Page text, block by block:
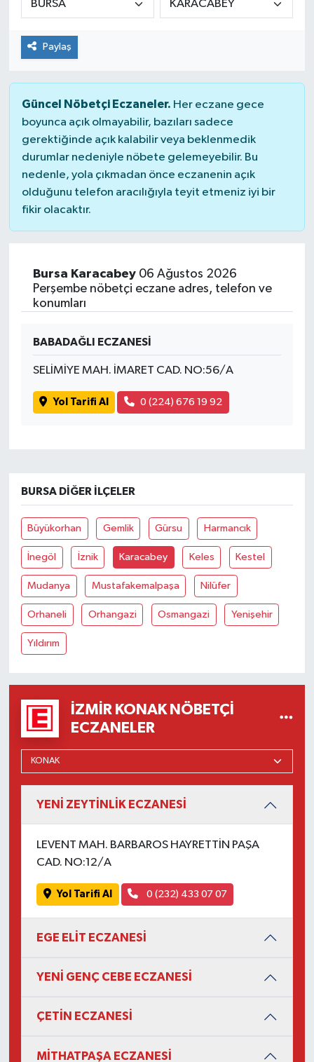
Paylaş
Güncel Nöbetçi Eczaneler. Her eczane gece
boyunca açık olmayabilir, bazıları sadece
gerektiğinde açık kalabilir veya beklenmedik
durumlar nedeniyle nöbete gelemeyebilir. Bu
nedenle, yola çıkmadan önce eczanenin açık
olduğunu telefon aracılığıyla teyit etmeniz iyi bir
fikir olacaktır.
Bursa Karacabey06 Ağustos 2026
Perşembe nöbetçi eczane adres, telefon ve
konumları
BABADAĞLI ECZANESİ
SELİMİYE MAH. İMARET CAD. NO:56/A
Yol Tarifi Al 0 (224) 676 19 92
BURSA DIĞER İLÇELER
Büyükorhan Gemlik Gürsu Harmancık
İnegöl İznik Karacabey Keles Kestel
Mudanya Mustafakemalpaşa Nilüfer
Orhaneli Orhangazi Osmangazi Yenişehir
Yıldırım
İZMIR KONAK NÖBETÇI
ECZANELER
YENİ ZEYTİNLİK ECZANESİ
LEVENT MAH. BARBAROS HAYRETTİN PAŞA
CAD. NO:12/A
Yol Tarifi Al 0 (232) 433 07 07
EGE ELİT ECZANESİ
YENİ GENÇ CEBE ECZANESİ
ÇETİN ECZANESİ
MİTHATPAŞA ECZANESİ
Teknoloji
Okul Gazetesi